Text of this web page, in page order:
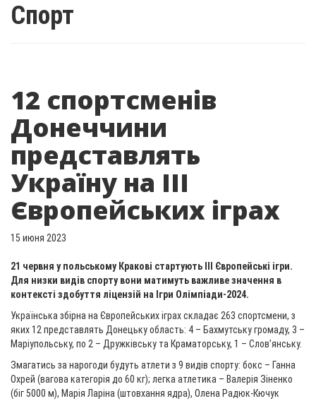
Спорт
12 спортсменів
Донеччини
представлять
Україну на III
Європейських іграх
15 июня 2023
21 червня у польському Кракові стартують III Європейські ігри.
Для низки видів спорту вони матимуть важливе значення в
контексті здобуття ліцензій на Ігри Олімпіади-2024.
Українська збірна на Європейських іграх складає 263 спортсмени, з
яких 12 представлять Донецьку область: 4 – Бахмутську громаду, 3 –
Маріупольську, по 2 – Дружківську та Краматорську, 1 – Слов’янську.
Змагатись за нарогоди будуть атлети з 9 видів спорту: бокс – Ганна
Охрей (вагова категорія до 60 кг); легка атлетика – Валерія Зіненко
(біг 5000 м), Марія Ларіна (штовхання ядра), Олена Радюк-Кючук